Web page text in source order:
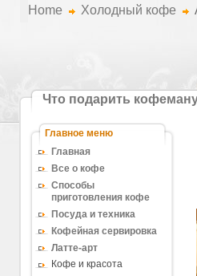
Home Холодный кофе
Что подарить
Рецепты кофе
Главное меню
Главная
Все о кофе
Способы
приготовления кофе
Посуда и техника
Кофейная сервировка
Латте-арт
Кофе и красота